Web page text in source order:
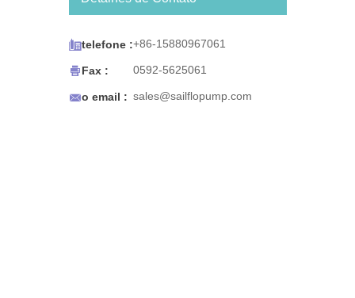
sistema de água engarrafada
água e gelo para
café expresso e pias portáteis
telefone :+86-15880967061
Fax : 0592-5625061
o email : sales@sailflopump.com